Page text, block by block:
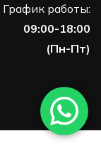
График работы:
09:00-18:00
(Пн-Пт)